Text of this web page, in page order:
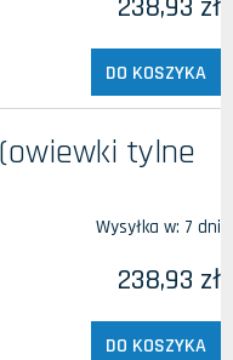
DO KOSZYKA
(owiewki tylne
Wysyłka w: 7 dni
238,93 zł
DO KOSZYKA